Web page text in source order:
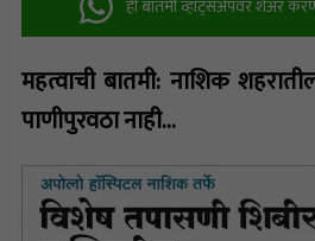
ही बातमी व्हॉट्सअ‍ॅपवर शेअर
महत्वाची बातमी: नाशिक
पाणीपुरवठा नाही…